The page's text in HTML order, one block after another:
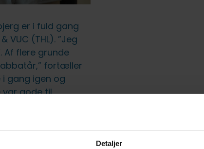
Detaljer
er i fuld gang
VUC (THL). ”Jeg
Af flere grunde
fortæller
i gang igen og
var gode til
en HF blive
på kun to år.”